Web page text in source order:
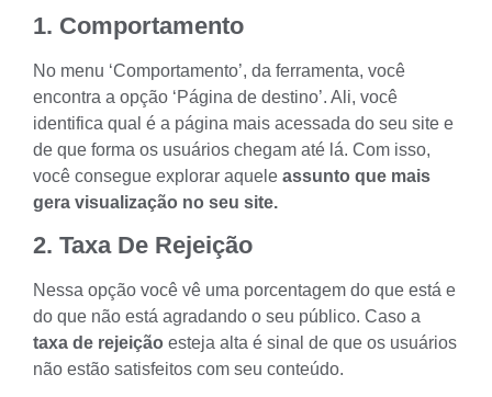
1. Comportamento
No menu ‘Comportamento’, da ferramenta, você
encontra a opção ‘Página de destino’. Ali, você
identifica qual é a página mais acessada do seu site e
de que forma os usuários chegam até lá. Com isso,
você consegue explorar aquele assunto que mais
gera visualização no seu site.
2. Taxa De Rejeição
Nessa opção você vê uma porcentagem do que está e
do que não está agradando o seu público. Caso a
taxa de rejeição esteja alta é sinal de que os usuários
não estão satisfeitos com seu conteúdo.